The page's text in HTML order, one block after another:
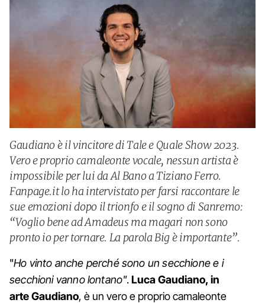
Gaudiano è il vincitore di Tale e Quale Show 2023.
Vero e proprio camaleonte vocale, nessun artista è
impossibile per lui da Al Bano a Tiziano Ferro.
Fanpage.it lo ha intervistato per farsi raccontare le
sue emozioni dopo il trionfo e il sogno di Sanremo:
“Voglio bene ad Amadeus ma magari non sono
pronto io per tornare. La parola Big è importante”.
"Ho vinto anche perché sono un secchione e i
secchioni vanno lontano".Luca Gaudiano, in
arte Gaudiano, è un vero e proprio camaleonte